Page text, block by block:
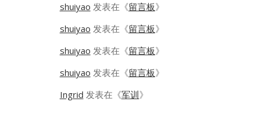
shuiyao 发表在《留言板》
shuiyao 发表在《留言板》
shuiyao 发表在《留言板》
shuiyao 发表在《留言板》
Ingrid 发表在《军训》